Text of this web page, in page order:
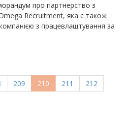
про партнерство з
Recruitment, яка є також
з працевлаштування за
Page
209
Поточна
сторінка
210 Page
211 Page
212